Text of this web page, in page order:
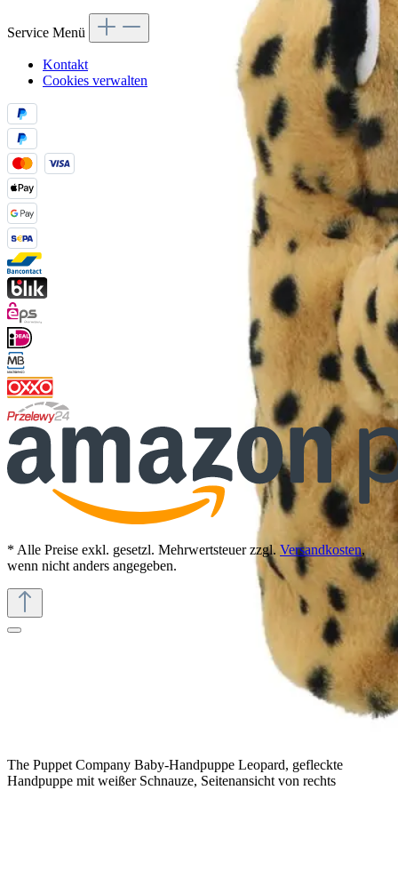
The Puppet Company Baby-Handpuppe Leopard, gefleckte
Handpuppe mit weißer Schnauze, Seitenansicht von rechts
Service Menü
Kontakt
Cookies verwalten
* Alle Preise exkl. gesetzl. Mehrwertsteuer zzgl. Versandkosten,
wenn nicht anders angegeben.